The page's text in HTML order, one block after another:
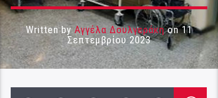
Written byΑγγέλα Δουλγεράκηon 11
Σεπτεμβρίου 2023